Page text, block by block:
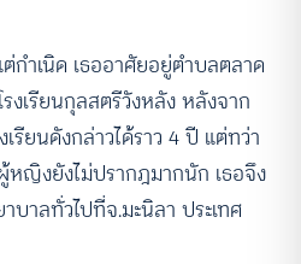
ำเนิด เธออาศัยอยู่ตำบลตลาด
งเรียนกุลสตรีวังหลัง หลังจาก
รียนดังกล่าวได้ราว 4 ปี แต่ทว่า
ญิงยังไม่ปรากฎมากนัก เธอจึง
บาลทั่วไปที่จ.มะนิลา ประเทศ